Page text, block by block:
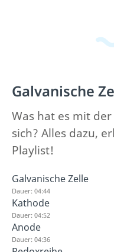
Galvanische
Was hat es mit
sich? Alles dazu,
Playlist!
Galvanische Zelle
Dauer: 04:44
Kathode
Dauer: 04:52
Anode
Dauer: 04:36